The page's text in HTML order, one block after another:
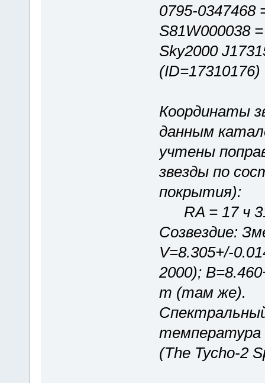
0795-0347468
S81W000038
Sky2000
Координаты
данным
учтены
звезды по
покрытия):
RA = 17 ч
Созвездие:
V=8.305+/-
2000);
m (там же).
температура
(The Tycho-2